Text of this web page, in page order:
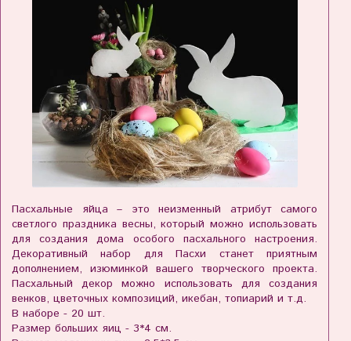
Пасхальные яйца – это неизменный атрибут самого
светлого праздника весны, который можно использовать
для создания дома особого пасхального настроения.
Декоративный набор для Пасхи станет приятным
дополнением, изюминкой вашего творческого проекта.
Пасхальный декор можно использовать для создания
венков, цветочных композиций, икебан, топиарий и т.д.
В наборе - 20 шт.
Размер больших яиц - 3*4 см.